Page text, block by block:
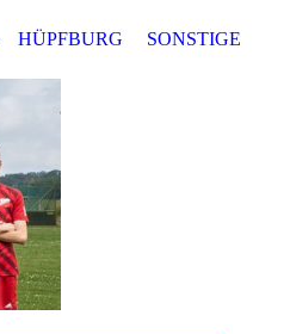
HÜPFBURG SONSTIGES